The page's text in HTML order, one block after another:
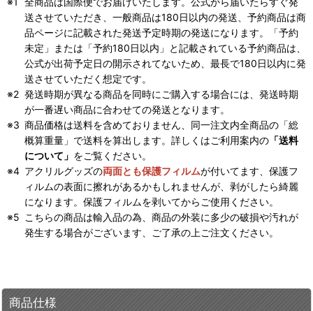
送させていただき、一般商品は180日以内の発送、予約商品は商
品ページに記載された発送予定時期の発送になります。「予約
未定」または「予約180日以内」と記載されている予約商品は、
公式が出荷予定日の開示されてないため、最長で180日以内に発
送させていただく想定です。
発送時期が異なる商品を同時にご購入する場合には、発送時期
が一番遅い商品に合わせての発送となります。
商品価格は送料を含めておりません、同一注文内全商品の「総
概算重量」で送料を算出します。詳しくはご利用案内の 「送料
について」 をご覧ください。
アクリルグッズの両面とも保護フィルムが付いてます、保護フ
ィルムの表面に擦れがあるかもしれませんが、剥がしたら綺麗
になります。保護フィルムを剥いてからご使用ください。
こちらの商品は輸入品の為、商品の外装に多少の破損や汚れが
発生する場合がございます、ご了承の上ご注文ください。
商品仕様